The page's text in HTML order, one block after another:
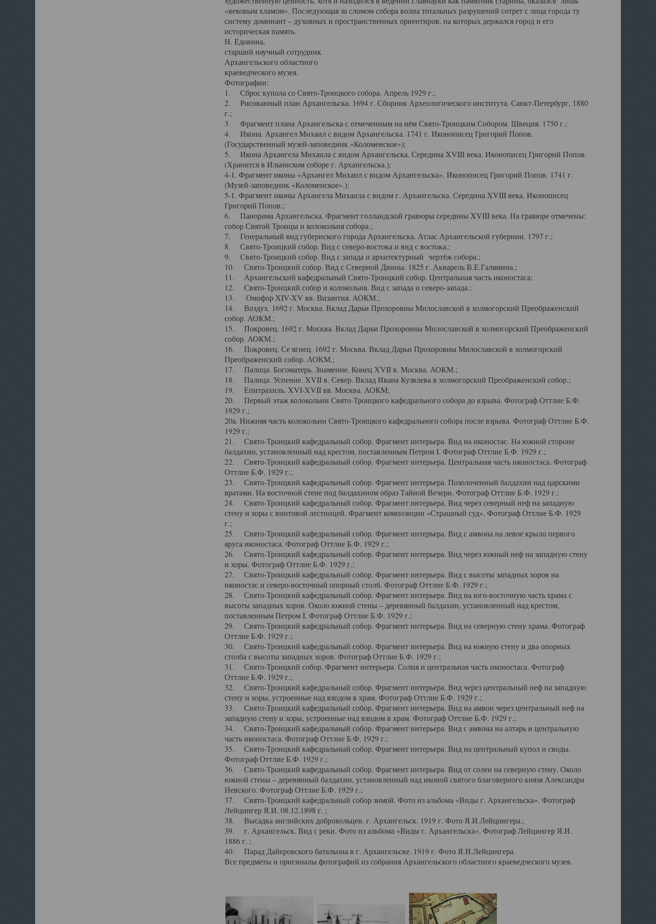
«вековым хламом». Последующая за сломом собора волна тотальных разрушений сотрет с лица города ту
систему доминант – духовных и пространственных ориентиров, на которых держался город и его
историческая память.
Н. Едовина,
старший научный сотрудник
Архангельского областного
краеведческого музея.
Фотографии:
1. Сброс купола со Свято-Троицкого собора. Апрель 1929 г.;
2. Рисованный план Архангельска. 1694 г. Сборник Археологического института. Санкт-Петербург, 1880
г.;
3. Фрагмент плана Архангельска с отмеченным на нём Свято-Троицким Собором. Швеция. 1750 г.;
4. Икона. Архангел Михаил с видом Архангельска. 1741 г. Иконописец Григорий Попов.
(Государственный музей-заповедник «Коломенское»);
5. Икона Архангела Михаила с видом Архангельска. Середина XVIII века. Иконописец Григорий Попов.
(Хранится в Ильинском соборе г. Архангельска.);
4-1. Фрагмент иконы «Архангел Михаил с видом Архангельска». Иконописец Григорий Попов. 1741 г.
(Музей-заповедник «Коломенское».);
5-1. Фрагмент иконы Архангела Михаила с видом г. Архангельска. Середина XVIII века. Иконописец
Григорий Попов.;
6. Панорама Архангельска. Фрагмент голландской гравюры середины XVIII века. На гравюре отмечены:
собор Святой Троицы и колокольня собора.;
7. Генеральный вид губернского города Архангельска. Атлас Архангельской губернии. 1797 г.;
8. Свято-Троицкий собор. Вид с северо-востока и вид с востока.;
9. Свято-Троицкий собор. Вид с запада и архитектурный чертёж собора.;
10. Свято-Троицкий собор. Вид с Северной Двины. 1825 г. Акварель В.Е.Галямина.;
11. Архангельский кафедральный Свято-Троицкий собор. Центральная часть иконостаса;
12. Свято-Троицкий собор и колокольня. Вид с запада и северо-запада.;
13. Омофор XIV-XV вв. Византия. АОКМ.;
14. Воздух. 1692 г. Москва. Вклад Дарьи Прохоровны Милославской в холмогорский Преображенский
собор. АОКМ.;
15. Покровец. 1692 г. Москва. Вклад Дарьи Прохоровны Милославской в холмогорский Преображенский
собор. АОКМ.;
16. Покровец. Се ягнец. 1692 г. Москва. Вклад Дарьи Прохоровны Милославской в холмогорский
Преображенский собор. АОКМ.;
17. Палица. Богоматерь. Знамение. Конец XVII в. Москва. АОКМ.;
18. Палица. Успение. XVII в. Север. Вклад Ивана Кузвлева в холмогорский Преображенский собор.;
19. Епитрахиль. XVI-XVII вв. Москва. АОКМ;
20. Первый этаж колокольни Свято-Троицкого кафедрального собора до взрыва. Фотограф Оттлие Б.Ф.
1929 г.;
20а. Нижняя часть колокольни Свято-Троицкого кафедрального собора после взрыва. Фотограф Оттлие Б.Ф.
1929 г.;
21. Свято-Троицкий кафедральный собор. Фрагмент интерьера. Вид на иконостас. На южной стороне
балдахин, установленный над крестом, поставленным Петром I. Фотограф Оттлие Б.Ф. 1929 г.;
22. Свято-Троицкий кафедральный собор. Фрагмент интерьера. Центральная часть иконостаса. Фотограф
Оттлие Б.Ф. 1929 г.;
23. Свято-Троицкий кафедральный собор. Фрагмент интерьера. Позолоченный балдахин над царскими
вратами. На восточной стене под балдахином образ Тайной Вечери. Фотограф Оттлие Б.Ф. 1929 г.;
24. Свято-Троицкий кафедральный собор. Фрагмент интерьера. Вид через северный неф на западную
стену и хоры с винтовой лестницей. Фрагмент композиции «Страшный суд». Фотограф Оттлие Б.Ф. 1929
г.;
25. Свято-Троицкий кафедральный собор. Фрагмент интерьера. Вид с амвона на левое крыло первого
яруса иконостаса. Фотограф Оттлие Б.Ф. 1929 г.;
26. Свято-Троицкий кафедральный собор. Фрагмент интерьера. Вид через южный неф на западную стену
и хоры. Фотограф Оттлие Б.Ф. 1929 г.;
27. Свято-Троицкий кафедральный собор. Фрагмент интерьера. Вид с высоты западных хоров на
иконостас и северо-восточный опорный столб. Фотограф Оттлие Б.Ф. 1929 г.;
28. Свято-Троицкий кафедральный собор. Фрагмент интерьера. Вид на юго-восточную часть храма с
высоты западных хоров. Около южной стены – деревянный балдахин, установленный над крестом,
поставленным Петром I. Фотограф Оттлие Б.Ф. 1929 г.;
29. Свято-Троицкий кафедральный собор. Фрагмент интерьера. Вид на северную стену храма. Фотограф
Оттлие Б.Ф. 1929 г.;
30. Свято-Троицкий кафедральный собор. Фрагмент интерьера. Вид на южную стену и два опорных
столба с высоты западных хоров. Фотограф Оттлие Б.Ф. 1929 г.;
31. Свято-Троицкий собор. Фрагмент интерьера. Солия и центральная часть иконостаса. Фотограф
Оттлие Б.Ф. 1929 г.;
32. Свято-Троицкий кафедральный собор. Фрагмент интерьера. Вид через центральный неф на западную
стену и хоры, устроенные над входом в храм. Фотограф Оттлие Б.Ф. 1929 г.;
33. Свято-Троицкий кафедральный собор. Фрагмент интерьера. Вид на амвон через центральный неф на
западную стену и хоры, устроенные над входом в храм. Фотограф Оттлие Б.Ф. 1929 г.;
34. Свято-Троицкий кафедральный собор. Фрагмент интерьера. Вид с амвона на алтарь и центральную
часть иконостаса. Фотограф Оттлие Б.Ф. 1929 г.;
35. Свято-Троицкий кафедральный собор. Фрагмент интерьера. Вид на центральный купол и своды.
Фотограф Оттлие Б.Ф. 1929 г.;
36. Свято-Троицкий кафедральный собор. Фрагмент интерьера. Вид от солеи на северную стену. Около
южной стены – деревянный балдахин, установленный над иконой святого благоверного князя Александра
Невского. Фотограф Оттлие Б.Ф. 1929 г.;
37. Свято-Троицкий кафедральный собор зимой. Фото из альбома «Виды г. Архангельска». Фотограф
Лейцингер Я.И. 08.12.1898 г. ;
38. Высадка английских добровольцев. г. Архангельск. 1919 г. Фото Я.И.Лейцингера.;
39. г. Архангельск. Вид с реки. Фото из альбома «Виды г. Архангельска». Фотограф Лейцингер Я.И.
1886 г. ;
40. Парад Дайеровского батальона в г. Архангельске. 1919 г. Фото Я.И.Лейцингера.
Все предметы и оригиналы фотографий из собрания Архангельского областного краеведческого музея.